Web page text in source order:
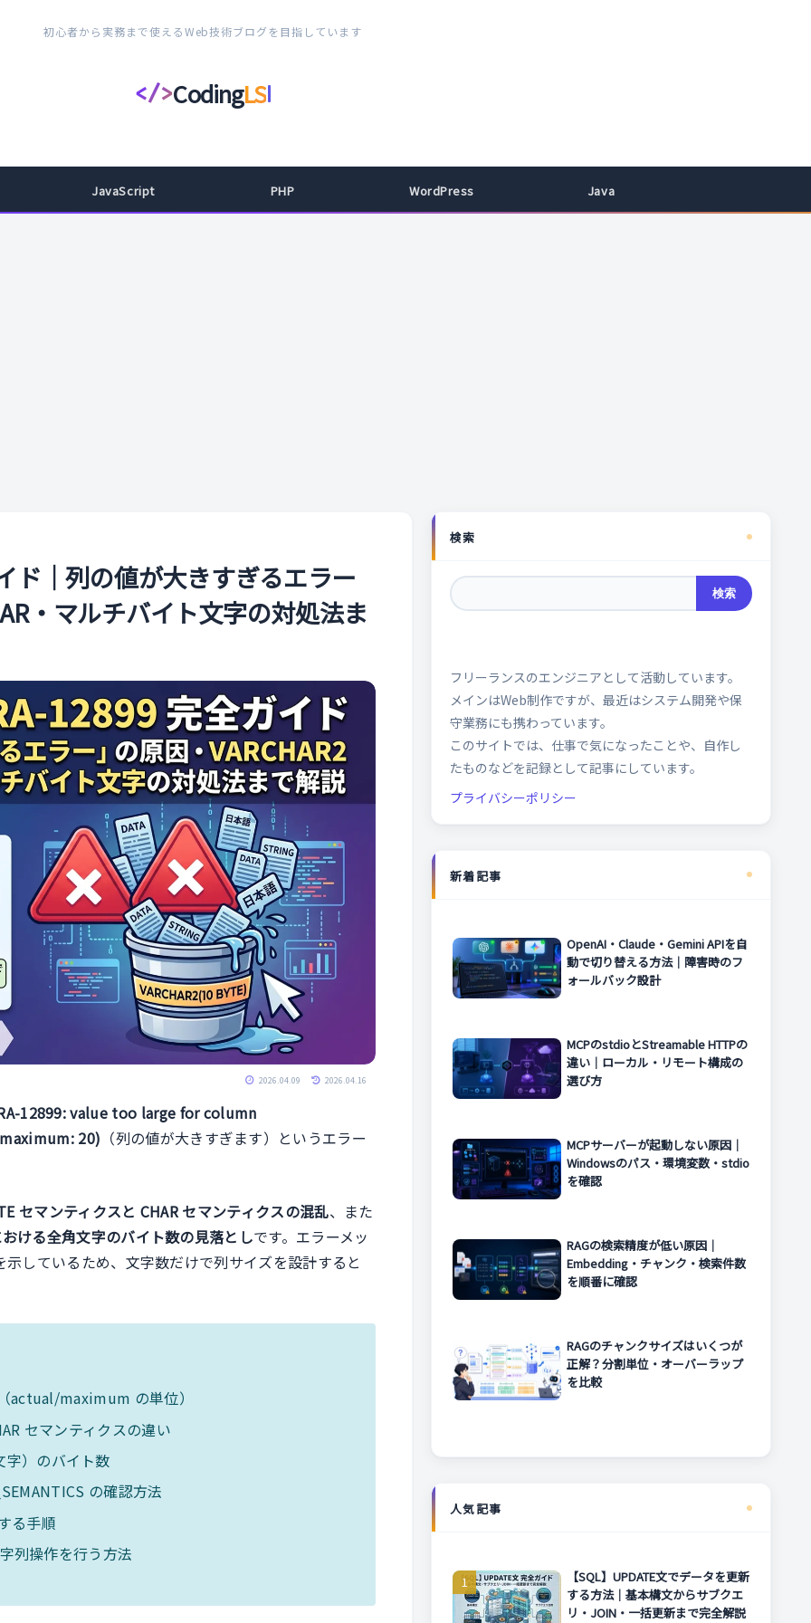
初心者から実務まで使えるWeb技術ブログを目指しています
</>CodingLS
コ
ィ
JavaScript PHP WordPress Java
ド｜列の値が大きすぎるエラー
・マルチバイト文字の対処法ま
2026.04.09 2026.04.16
12899: value too large for column
maximum: 20) （列の値が大きすぎます）というエラー
セマンティクスと CHAR セマンティクスの混乱、また
ける全角文字のバイト数の見落としです。エラーメッ
示しているため、文字数だけで列サイズを設計すると
actual/maximum の単位）
セマンティクスの違い
字）のバイト数
の確認方法
る手順
列操作を行う方法
検索
検索
フリーランスのエンジニアとして活動しています。
メインはWeb制作ですが、最近はシステム開発や保
守業務にも携わっています。
このサイトでは、仕事で気になったことや、自作し
たものなどを記録として記事にしています。
プライバシーポリシー
新着記事
OpenAI・Claude・Gemini APIを自
動で切り替える方法｜障害時のフ
ォールバック設計
MCPのstdioとStreamable HTTPの
違い｜ローカル・リモート構成の
選び方
MCPサーバーが起動しない原因｜
Windowsのパス・環境変数・stdio
を確認
RAGの検索精度が低い原因｜
Embedding・チャンク・検索件数
を順番に確認
RAGのチャンクサイズはいくつが
正解？分割単位・オーバーラップ
を比較
人気記事
【SQL】UPDATE文でデータを更新
する方法｜基本構文からサブクエ
リ・JOIN・一括更新まで完全解説